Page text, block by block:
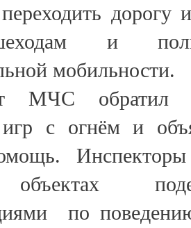
дорогу
и
мобильности.
МЧС обратил
игр с огнём и
по